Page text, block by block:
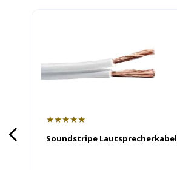
★★★★★
Soundstripe Lautsprecherkabel